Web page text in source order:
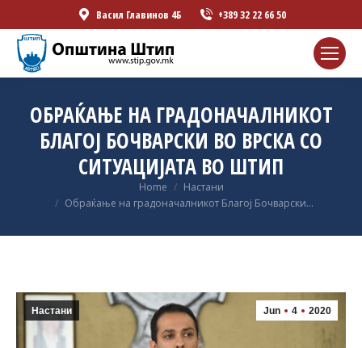
Васил Главинов 4Б +389 32 22 66 50
ОБРАЌАЊЕ НА ГРАДОНАЧАЛНИКОТ
БЛАГОЈ БОЧВАРСКИ ВО ВРСКА СО
СИТУАЦИЈАТА ВО ШТИП
Home
Настани
Обраќање на градоначалникот Благој Бочварски…
Jun 4 2020
Настани